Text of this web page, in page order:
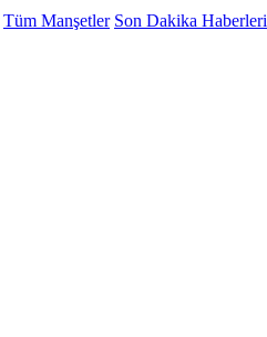
Tüm Manşetler Son Dakika Haberleri